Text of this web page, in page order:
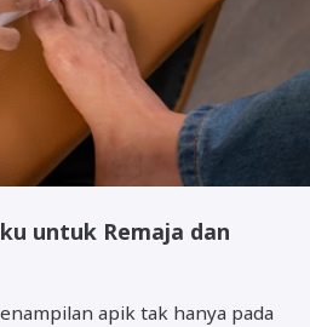
untuk Remaja dan
apik tak hanya pada